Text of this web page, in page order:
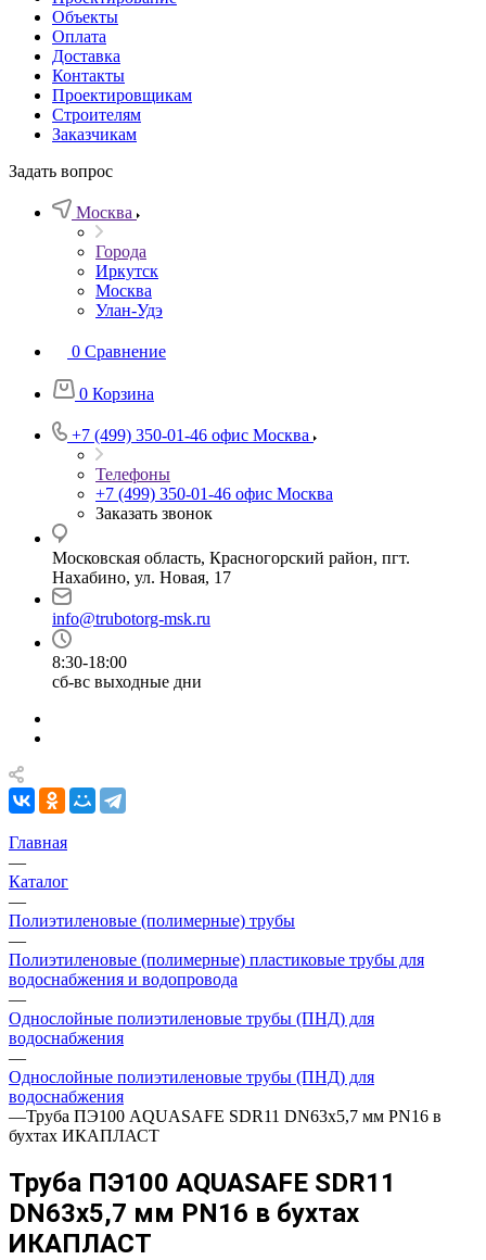
Объекты
Оплата
Доставка
Контакты
Проектировщикам
Строителям
Заказчикам
Задать вопрос
Москва
Города
Иркутск
Москва
Улан-Удэ
0 Сравнение
0 Корзина
+7 (499) 350-01-46 офис Москва
Телефоны
+7 (499) 350-01-46 офис Москва
Заказать звонок
Московская область, Красногорский район, пгт.
Нахабино, ул. Новая, 17
info@trubotorg-msk.ru
8:30-18:00
сб-вс выходные дни
Главная
—
Каталог
—
Полиэтиленовые (полимерные) трубы
—
Полиэтиленовые (полимерные) пластиковые трубы для
водоснабжения и водопровода
—
Однослойные полиэтиленовые трубы (ПНД) для
водоснабжения
—
Однослойные полиэтиленовые трубы (ПНД) для
водоснабжения
—Труба ПЭ100 AQUASAFE SDR11 DN63х5,7 мм PN16 в
бухтах ИКАПЛАСТ
Труба ПЭ100 AQUASAFE SDR11
DN63х5,7 мм PN16 в бухтах
ИКАПЛАСТ